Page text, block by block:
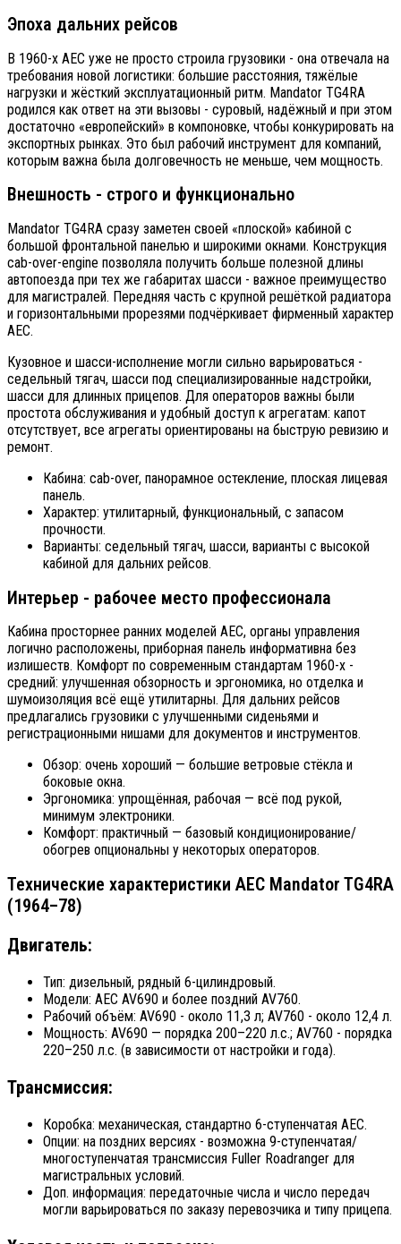
Эпоха дальних рейсов
В 1960-х AEC уже не просто строила грузовики - она отвечала на
требования новой логистики: большие расстояния, тяжёлые
нагрузки и жёсткий эксплуатационный ритм. Mandator TG4RA
родился как ответ на эти вызовы - суровый, надёжный и при этом
достаточно «европейский» в компоновке, чтобы конкурировать на
экспортных рынках. Это был рабочий инструмент для компаний,
которым важна была долговечность не меньше, чем мощность.
Внешность - строго и функционально
Mandator TG4RA сразу заметен своей «плоской» кабиной с
большой фронтальной панелью и широкими окнами. Конструкция
cab-over-engine позволяла получить больше полезной длины
автопоезда при тех же габаритах шасси - важное преимущество
для магистралей. Передняя часть с крупной решёткой радиатора
и горизонтальными прорезями подчёркивает фирменный характер
AEC.
Кузовное и шасси-исполнение могли сильно варьироваться -
седельный тягач, шасси под специализированные надстройки,
шасси для длинных прицепов. Для операторов важны были
простота обслуживания и удобный доступ к агрегатам: капот
отсутствует, все агрегаты ориентированы на быструю ревизию и
ремонт.
Кабина: cab-over, панорамное остекление, плоская лицевая
панель.
Характер: утилитарный, функциональный, с запасом
прочности.
Варианты: седельный тягач, шасси, варианты с высокой
кабиной для дальних рейсов.
Интерьер - рабочее место профессионала
Кабина просторнее ранних моделей AEC, органы управления
логично расположены, приборная панель информативна без
излишеств. Комфорт по современным стандартам 1960-х -
средний: улучшенная обзорность и эргономика, но отделка и
шумоизоляция всё ещё утилитарны. Для дальних рейсов
предлагались грузовики с улучшенными сиденьями и
регистрационными нишами для документов и инструментов.
Обзор: очень хороший — большие ветровые стёкла и
боковые окна.
Эргономика: упрощённая, рабочая — всё под рукой,
минимум электроники.
Комфорт: практичный — базовый кондиционирование/
обогрев опциональны у некоторых операторов.
Технические характеристики AEC Mandator TG4RA
(1964–78)
Двигатель:
Тип: дизельный, рядный 6-цилиндровый.
Модели: AEC AV690 и более поздний AV760.
Рабочий объём: AV690 - около 11,3 л; AV760 - около 12,4 л.
Мощность: AV690 — порядка 200–220 л.с.; AV760 - порядка
220–250 л.с. (в зависимости от настройки и года).
Трансмиссия:
Коробка: механическая, стандартно 6-ступенчатая AEC.
Опции: на поздних версиях - возможна 9-ступенчатая/
многоступенчатая трансмиссия Fuller Roadranger для
магистральных условий.
Доп. информация: передаточные числа и число передач
могли варьироваться по заказу перевозчика и типу прицепа.